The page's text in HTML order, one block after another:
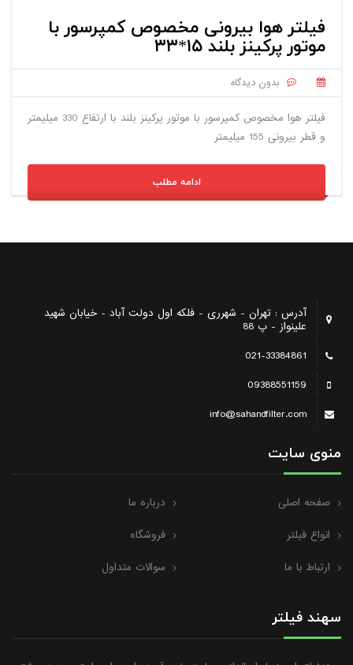
فیلتر هوا بیرونی مخصوص کمپرسور با
موتور پرکینز بلند ۱۵*۳۳
بدون دیدگاه
فیلتر هوا مخصوص کمپرسور با موتور پرکینز بلند با ارتفاع 330 میلیمتر
و قطر بیرونی 155 میلیمتر
ادامه مطلب
آدرس : تهران - شهرری - فلکه اول دولت آباد - خیابان شهید
علینواز - پ 88
021-33384861
09388551159
info@sahandfilter.com
منوی سایت
صفحه اصلی درباره ما
انواع فیلتر فروشگاه
ارتباط با ما سوالات متداول
سهند فیلتر